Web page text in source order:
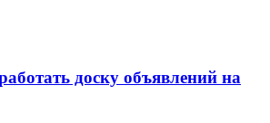
доску объявлений на